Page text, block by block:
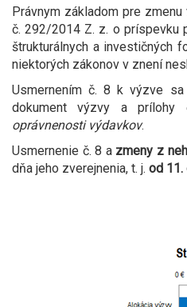
Právnym základom pre
č. 292/2014 Z. z. o príspevku
štrukturálnych a investičných
niektorých zákonov v znení
Usmernením č. 8 k výzve
dokument výzvy a
oprávnenosti výdavkov.
Usmernenie č. 8 a zmeny z
dňa jeho zverejnenia, t. j. od 11​.